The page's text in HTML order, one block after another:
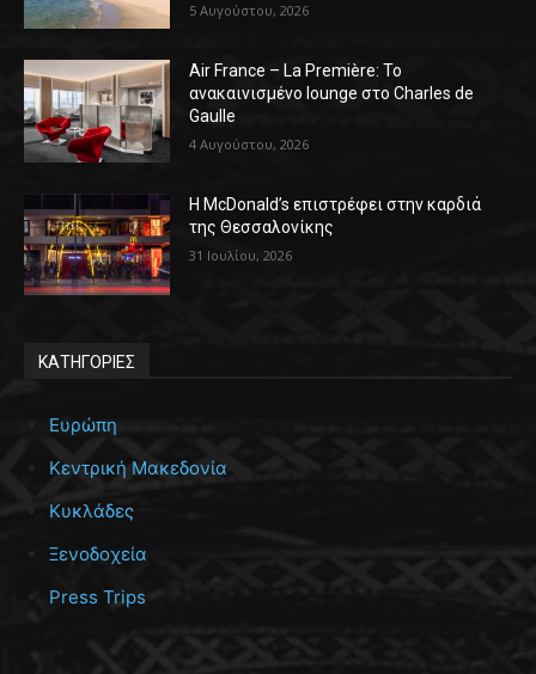
5 Αυγούστου, 2026
Air France – La Première: Το
ανακαινισμένο lounge στο Charles de
Gaulle
4 Αυγούστου, 2026
Η McDonald’s επιστρέφει στην καρδιά
της Θεσσαλονίκης
31 Ιουλίου, 2026
ΚΑΤΗΓΟΡΙΕΣ
Ευρώπη
Κεντρική Μακεδονία
Κυκλάδες
Ξενοδοχεία
Press Trips